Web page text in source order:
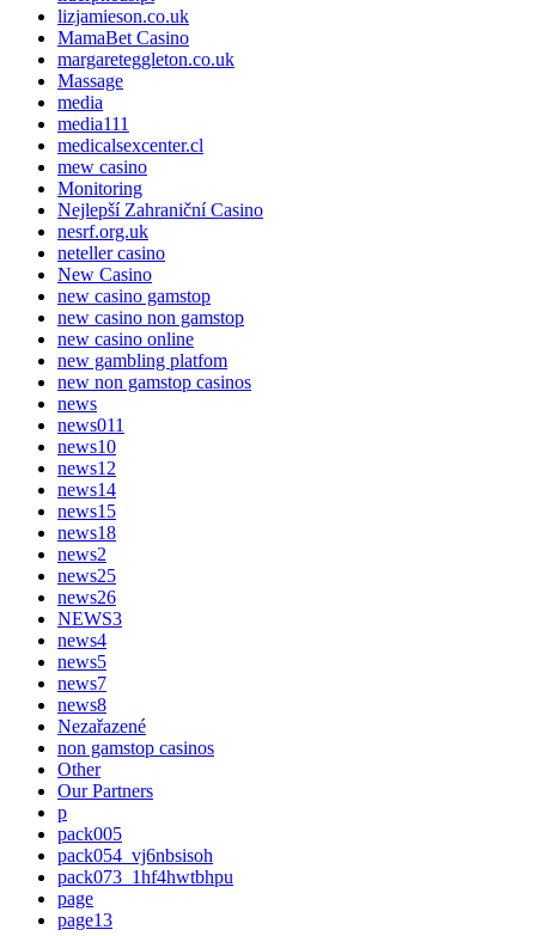
lizjamieson.co.uk
MamaBet Casino
margareteggleton.co.uk
Massage
media
media111
medicalsexcenter.cl
mew casino
Monitoring
Nejlepší Zahraniční Casino
nesrf.org.uk
neteller casino
New Casino
new casino gamstop
new casino non gamstop
new casino online
new gambling platfom
new non gamstop casinos
news
news011
news10
news12
news14
news15
news18
news2
news25
news26
NEWS3
news4
news5
news7
news8
Nezařazené
non gamstop casinos
Other
Our Partners
p
pack005
pack054_vj6nbsisoh
pack073_1hf4hwtbhpu
page
page13